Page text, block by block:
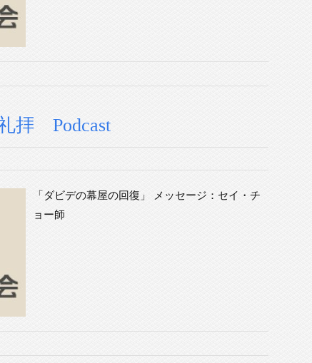
拝 Podcast
「ダビデの幕屋の回復」 メッセージ：セイ・チ
ョー師